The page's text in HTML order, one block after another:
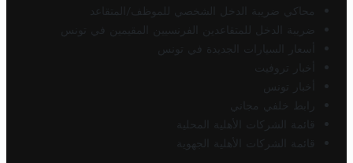
محاكي ضريبة الدخل الشخصي للموظف/المتقاعد
ضريبة الدخل للمتقاعدين الفرنسيين المقيمين في تونس
أسعار السيارات الجديدة في تونس
أخبار تروفيت
أخبار تونس
رابط خلفي مجاني
قائمة الشركات الأهلية المحلية
قائمة الشركات الأهلية الجهوية